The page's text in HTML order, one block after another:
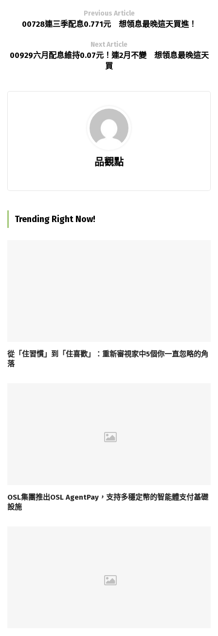
Previous Article
00728連三季配息0.771元 想領息最晚這天買進！
Next Article
00929六月配息維持0.07元！連2月不變 想領息最晚這天
買
品觀點
Trending Right Now!
從「住習慣」到「住喜歡」：重新審視家中5個你一直忽略的角
落
OSL集團推出OSL AgentPay，支持多穩定幣的智能體支付基礎
設施